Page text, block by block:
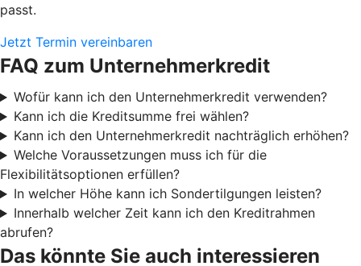
passt.
Jetzt Termin vereinbaren
FAQ zum Unternehmerkredit
Wofür kann ich den Unternehmerkredit verwenden?
Kann ich die Kreditsumme frei wählen?
Kann ich den Unternehmerkredit nachträglich erhöhen?
Welche Voraussetzungen muss ich für die
Flexibilitätsoptionen erfüllen?
In welcher Höhe kann ich Sondertilgungen leisten?
Innerhalb welcher Zeit kann ich den Kreditrahmen
abrufen?
Das könnte Sie auch interessieren